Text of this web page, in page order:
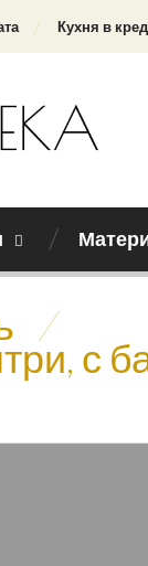
Кухня в
/
с